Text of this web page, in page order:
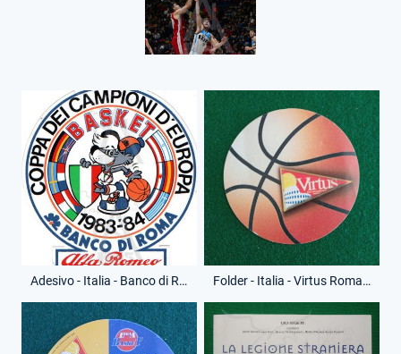
Adesivo - Italia - Banco di Roma - Anno 1983-84 - Campione d'Europa Folder - Italia - Virtus Roma - Anno 2001-02 - Special Ticket - (Retro)